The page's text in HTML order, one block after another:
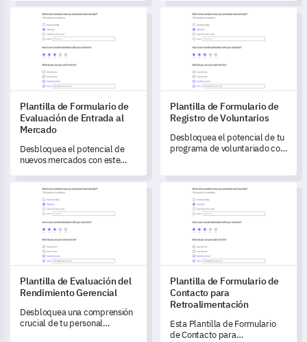
plantilla de encuesta
minorista.
estado actual de la
interacción, dinamismo y
niveles de compromiso
personal de tu equipo.
Plantilla de Formulario de Evaluación de Entrada al Mercado
Plantilla de Formulario de
Evaluación de Entrada al
Mercado
Desbloquea el potencial de
nuevos mercados con este
Evaluación de Entrada al
Mercado, diseñado para
identificar oportunidades,
desafíos y mapear estrategias.
Plantilla de Formulario de
Plantilla de Formulario de
Registro de Voluntarios
Desbloquea el potencial de tu
programa de voluntariado con
Voluntarios.
Plantilla de Evaluación del Rendimiento Gerencial
Plantilla de Evaluación del
Rendimiento Gerencial
Desbloquea una comprensión
crucial de tu personal
Plantilla de Formulario de
Plantilla de Formulario de
Contacto para
Retroalimentación
Esta Plantilla de Formulario
de Contacto para